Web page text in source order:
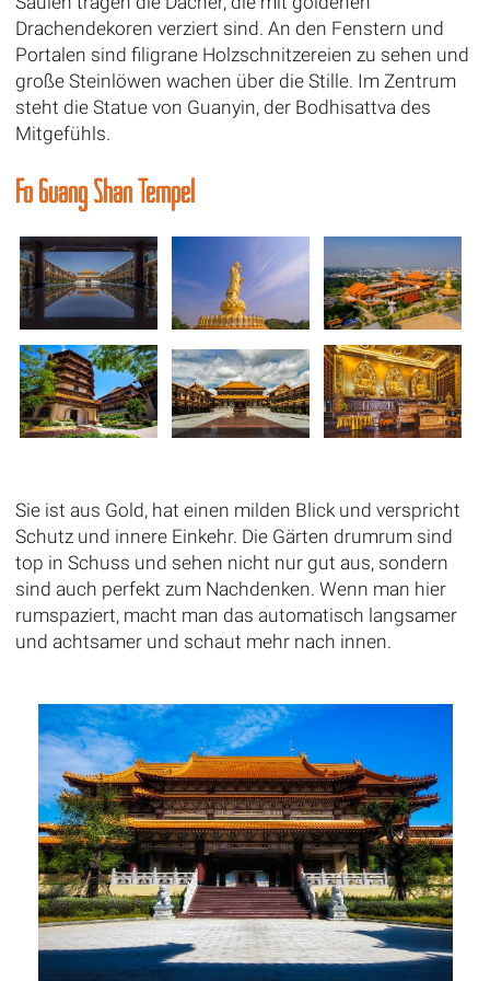
Drachendekoren verziert sind. An den Fenstern und
Portalen sind filigrane Holzschnitzereien zu sehen und
große Steinlöwen wachen über die Stille. Im Zentrum
steht die Statue von Guanyin, der Bodhisattva des
Mitgefühls.
Fo Guang Shan Tempel
Sie ist aus Gold, hat einen milden Blick und verspricht
Schutz und innere Einkehr. Die Gärten drumrum sind
top in Schuss und sehen nicht nur gut aus, sondern
sind auch perfekt zum Nachdenken. Wenn man hier
rumspaziert, macht man das automatisch langsamer
und achtsamer und schaut mehr nach innen.